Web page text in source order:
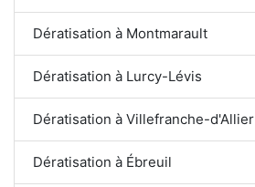
Dératisation à Montmarault
Dératisation à Lurcy-Lévis
Dératisation à Villefranche-d'Allier
Dératisation à Ébreuil